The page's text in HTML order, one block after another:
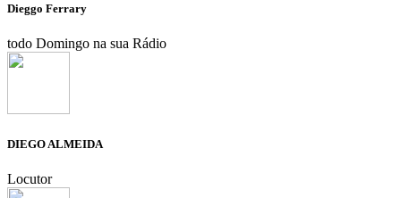
Dieggo Ferrary
todo Domingo na sua Rádio
DIEGO ALMEIDA
Locutor